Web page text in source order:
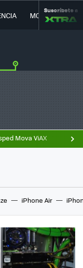
MOVILIDAD
Suscríbete a
Mova ViAX
iPhone Air